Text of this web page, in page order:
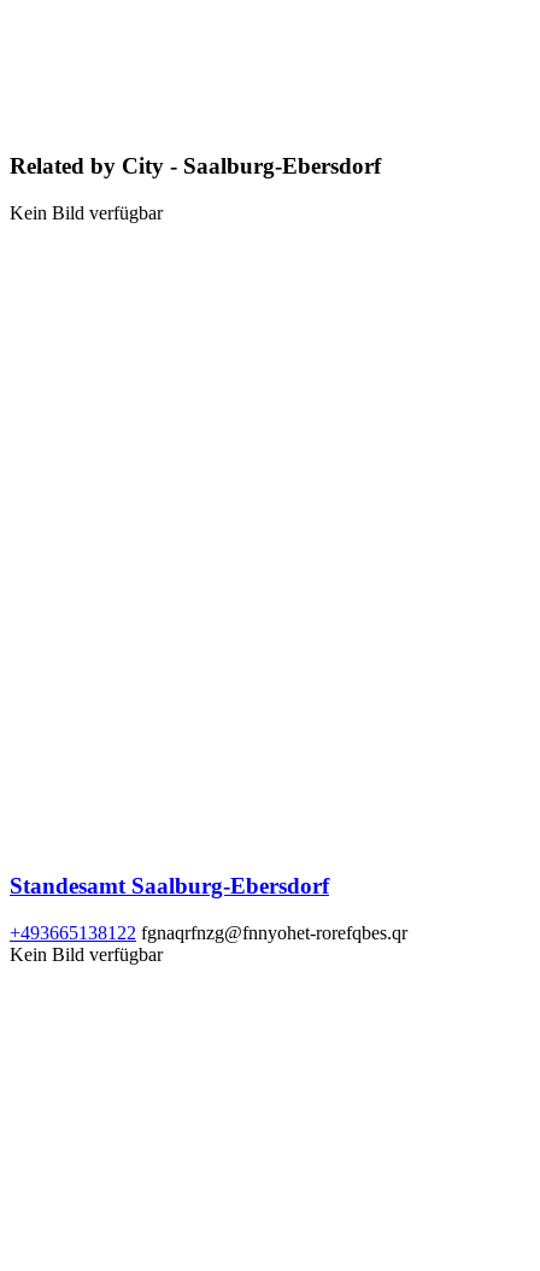
Related by City - Saalburg-Ebersdorf
Kein Bild verfügbar
Standesamt Saalburg-Ebersdorf
+493665138122 fgnaqrfnzg@fnnyohet-rorefqbes.qr
Kein Bild verfügbar